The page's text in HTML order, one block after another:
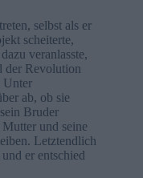
selbst als er
scheiterte,
veranlasste,
der Revolution
Unter
ab, ob sie
Bruder
und seine
Letztendlich
er entschied